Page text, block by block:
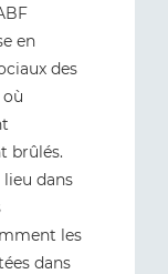
en
des
brûlés.
lieu dans
les
dans